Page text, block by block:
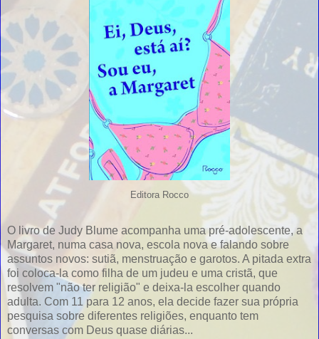
Editora Rocco
O livro de Judy Blume acompanha uma pré-adolescente, a
Margaret, numa casa nova, escola nova e falando sobre
assuntos novos: sutiã, menstruação e garotos. A pitada extra
foi coloca-la como filha de um judeu e uma cristã, que
resolvem "não ter religião" e deixa-la escolher quando
adulta. Com 11 para 12 anos, ela decide fazer sua própria
pesquisa sobre diferentes religiões, enquanto tem
conversas com Deus quase diárias...